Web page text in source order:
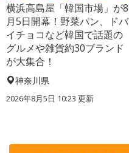
横浜高島屋「韓国市場」が8
月5日開幕！野菜パン、ドバ
イチョコなど韓国で話題の
グルメや雑貨約30ブランド
が大集合！
神奈川県
2026年8月5日 10:23 更新